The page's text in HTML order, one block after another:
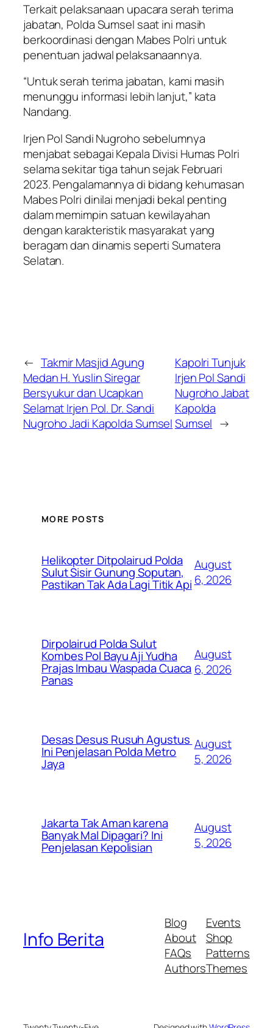
Terkait pelaksanaan upacara serah terima
jabatan, Polda Sumsel saat ini masih
berkoordinasi dengan Mabes Polri untuk
penentuan jadwal pelaksanaannya.
“Untuk serah terima jabatan, kami masih
menunggu informasi lebih lanjut,” kata
Nandang.
Irjen Pol Sandi Nugroho sebelumnya
menjabat sebagai Kepala Divisi Humas Polri
selama sekitar tiga tahun sejak Februari
2023. Pengalamannya di bidang kehumasan
Mabes Polri dinilai menjadi bekal penting
dalam memimpin satuan kewilayahan
dengan karakteristik masyarakat yang
beragam dan dinamis seperti Sumatera
Selatan.
← Takmir Masjid Agung
Medan H. Yuslin Siregar
Bersyukur dan Ucapkan
Selamat Irjen Pol. Dr. Sandi
Nugroho Jadi Kapolda Sumsel
Kapolri Tunjuk
Irjen Pol Sandi
Nugroho Jabat
Kapolda
Sumsel →
MORE POSTS
Helikopter Ditpolairud Polda
Sulut Sisir Gunung Soputan,
Pastikan Tak Ada Lagi Titik Api
August
6, 2026
Dirpolairud Polda Sulut
Kombes Pol Bayu Aji Yudha
Prajas Imbau Waspada Cuaca
Panas
August
6, 2026
Desas Desus Rusuh Agustus
Ini Penjelasan Polda Metro
Jaya
August
5, 2026
Jakarta Tak Aman karena
Banyak Mal Dipagari? Ini
Penjelasan Kepolisian
August
5, 2026
Info Berita
Blog
About
FAQs
Authors
Events
Shop
Patterns
Themes